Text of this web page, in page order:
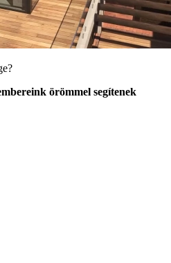
örömmel segítenek